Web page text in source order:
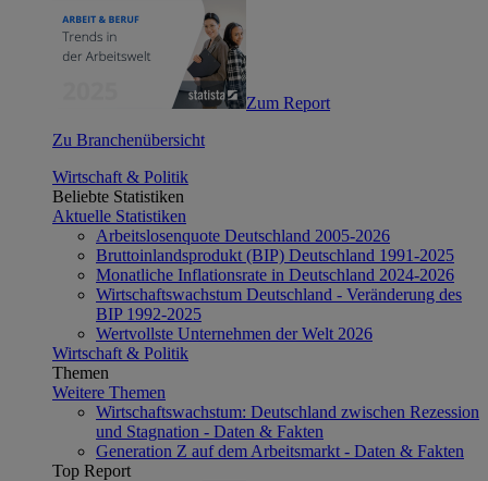
Zum Report
Zu Branchenübersicht
Wirtschaft & Politik
Beliebte Statistiken
Aktuelle Statistiken
Arbeitslosenquote Deutschland 2005-2026
Bruttoinlandsprodukt (BIP) Deutschland 1991-2025
Monatliche Inflationsrate in Deutschland 2024-2026
Wirtschaftswachstum Deutschland - Veränderung des
BIP 1992-2025
Wertvollste Unternehmen der Welt 2026
Wirtschaft & Politik
Themen
Weitere Themen
Wirtschaftswachstum: Deutschland zwischen Rezession
und Stagnation - Daten & Fakten
Generation Z auf dem Arbeitsmarkt - Daten & Fakten
Top Report